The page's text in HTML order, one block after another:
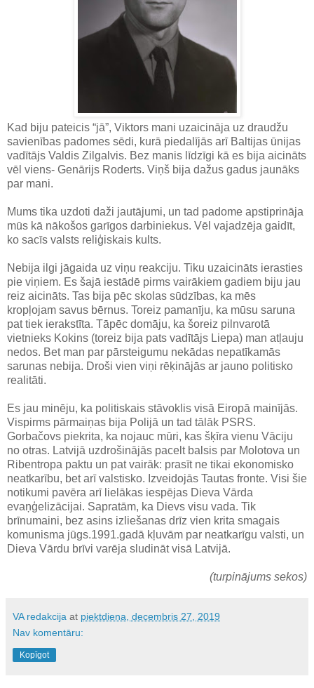
Kad biju pateicis “jā”, Viktors mani uzaicināja uz draudžu
savienības padomes sēdi, kurā piedalījās arī Baltijas ūnijas
vadītājs Valdis Zilgalvis. Bez manis līdzīgi kā es bija aicināts
vēl viens- Genārijs Roderts. Viņš bija dažus gadus jaunāks
par mani.
Mums tika uzdoti daži jautājumi, un tad padome apstiprināja
mūs kā nākošos garīgos darbiniekus. Vēl vajadzēja gaidīt,
ko sacīs valsts reliģiskais kults.
Nebija ilgi jāgaida uz viņu reakciju. Tiku uzaicināts ierasties
pie viņiem. Es šajā iestādē pirms vairākiem gadiem biju jau
reiz aicināts. Tas bija pēc skolas sūdzības, ka mēs
kropļojam savus bērnus. Toreiz pamanīju, ka mūsu saruna
pat tiek ierakstīta. Tāpēc domāju, ka šoreiz pilnvarotā
vietnieks Kokins (toreiz bija pats vadītājs Liepa) man atļauju
nedos. Bet man par pārsteigumu nekādas nepatīkamās
sarunas nebija. Droši vien viņi rēķinājās ar jauno politisko
realitāti.
Es jau minēju, ka politiskais stāvoklis visā Eiropā mainījās.
Vispirms pārmaiņas bija Polijā un tad tālāk PSRS.
Gorbačovs piekrita, ka nojauc mūri, kas šķīra vienu Vāciju
no otras. Latvijā uzdrošinājās pacelt balsis par Molotova un
Ribentropa paktu un pat vairāk: prasīt ne tikai ekonomisko
neatkarību, bet arī valstisko. Izveidojās Tautas fronte. Visi šie
notikumi pavēra arī lielākas iespējas Dieva Vārda
evaņģelizācijai. Sapratām, ka Dievs visu vada. Tik
brīnumaini, bez asins izliešanas drīz vien krita smagais
komunisma jūgs.1991.gadā kļuvām par neatkarīgu valsti, un
Dieva Vārdu brīvi varēja sludināt visā Latvijā.
(turpinājums sekos)
VA redakcija at piektdiena, decembris 27, 2019
Nav komentāru:
Kopīgot